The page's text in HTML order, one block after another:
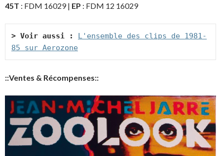
45T : FDM 16029 | EP : FDM 12 16029
> Voir aussi :
L'ensemble des clips de 1981-
85 sur Aerozone
::Ventes & Récompenses::